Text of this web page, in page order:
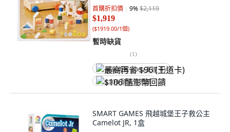
首購折扣價 9%$2,119
$1,919
($1919.00/1個)
暫時缺貨
(1)
最高再省 $96 (王道卡)
$106 酷澎幣回饋
SMART GAMES 飛越城堡王子救公主
Camelot JR, 1盒